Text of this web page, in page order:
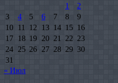
1
2
3
4 5 6 7 8
9
10
11 12 13 14 15 16
17
18 19 20 21 22 23
24 25 26 27 28 29 30
31
« Июл